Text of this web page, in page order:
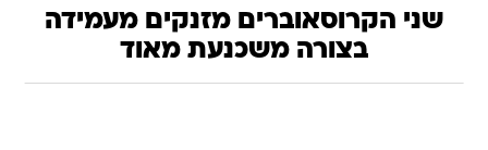
שני הקרוסאוברים מזנקים מעמידה
בצורה משכנעת מאוד